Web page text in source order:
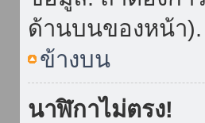
ด้านบนของหน้า
ข้างบน
นาฬิกาไม่ตรง!